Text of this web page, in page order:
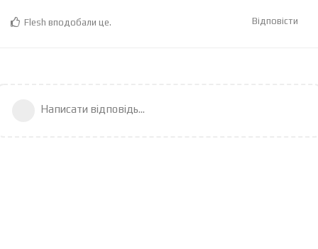
Відповісти
Flesh вподобали це.
Написати відповідь...